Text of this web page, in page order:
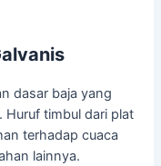
dasar baja yang
timbul dari plat
terhadap cuaca
lainnya.